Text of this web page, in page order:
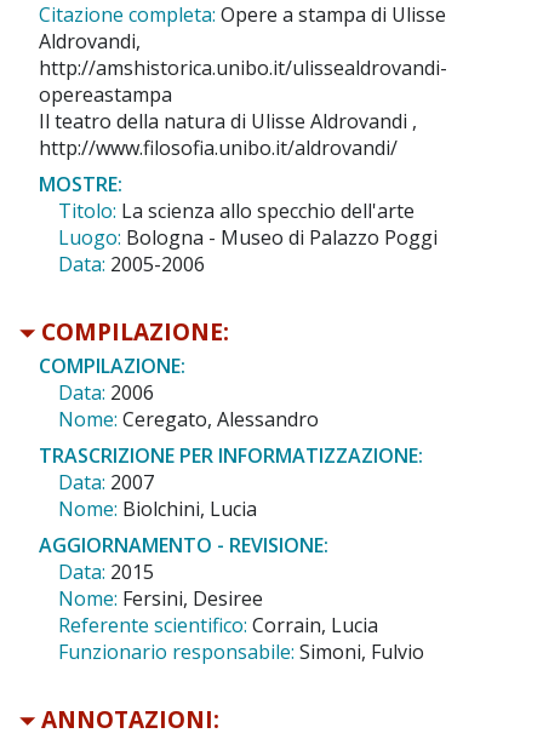
Citazione completa: Opere a stampa di Ulisse
Aldrovandi,
http://amshistorica.unibo.it/ulissealdrovandi-
opereastampa
Il teatro della natura di Ulisse Aldrovandi ,
http://www.filosofia.unibo.it/aldrovandi/
MOSTRE:
Titolo: La scienza allo specchio dell'arte
Luogo: Bologna - Museo di Palazzo Poggi
Data: 2005-2006
COMPILAZIONE:
COMPILAZIONE:
Data: 2006
Nome: Ceregato, Alessandro
TRASCRIZIONE PER INFORMATIZZAZIONE:
Data: 2007
Nome: Biolchini, Lucia
AGGIORNAMENTO - REVISIONE:
Data: 2015
Nome: Fersini, Desiree
Referente scientifico: Corrain, Lucia
Funzionario responsabile: Simoni, Fulvio
ANNOTAZIONI: